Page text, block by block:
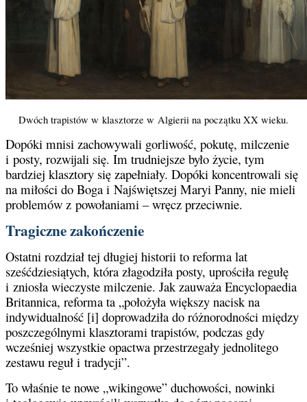
Dwóch trapistów w klasztorze w Algierii na początku XX wieku.
Dopóki mnisi zachowywali gorliwość, pokutę, milczenie
i posty, rozwijali się. Im trudniejsze było życie, tym
bardziej klasztory się zapełniały. Dopóki koncentrowali się
na miłości do Boga i Najświętszej Maryi Panny, nie mieli
problemów z powołaniami – wręcz przeciwnie.
Tragiczne zakończenie
Ostatni rozdział tej długiej historii to reforma lat
sześćdziesiątych, która złagodziła posty, uprościła regułę
i zniosła wieczyste milczenie. Jak zauważa Encyclopaedia
Britannica, reforma ta „położyła większy nacisk na
indywidualność [i] doprowadziła do różnorodności między
poszczególnymi klasztorami trapistów, podczas gdy
wcześniej wszystkie opactwa przestrzegały jednolitego
zestawu reguł i tradycji”.
To właśnie te nowe „wikingowe” duchowości, nowinki